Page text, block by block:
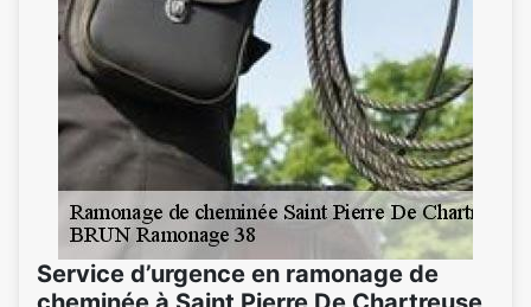
Service d’urgence en ramonage de